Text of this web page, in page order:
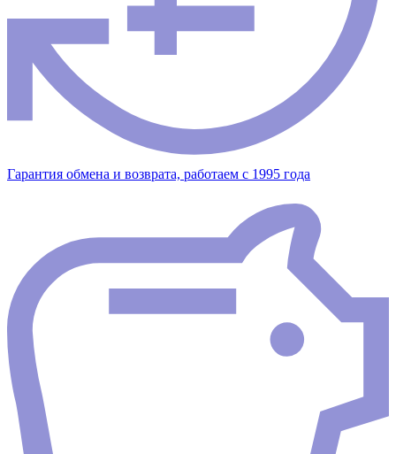
Гарантия обмена и возврата, работаем с 1995 года